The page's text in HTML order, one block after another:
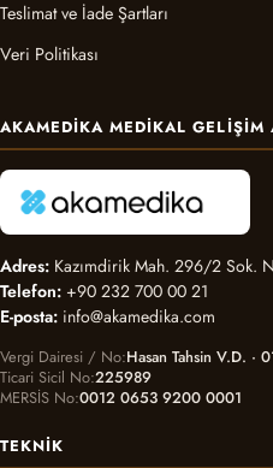
Teslimat ve İade Şartları
Veri Politikası
AKAMEDIKA MEDIKAL GELIŞIM
Adres: Kazımdirik Mah. 296/2 Sok.
Telefon: +90 232 700 00 21
E-posta: info@akamedika.com
Vergi Dairesi / No Hasan Tahsin V.D. ·
Ticari Sicil No 225989
MERSİS No 0012 0653 9200 0001
TEKNIK